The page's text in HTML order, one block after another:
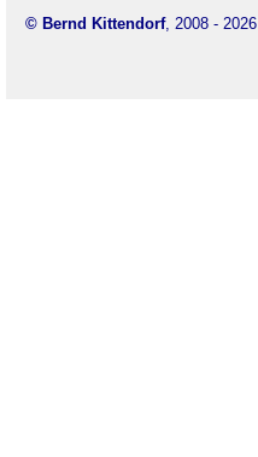
© Bernd Kittendorf, 2008 - 2026